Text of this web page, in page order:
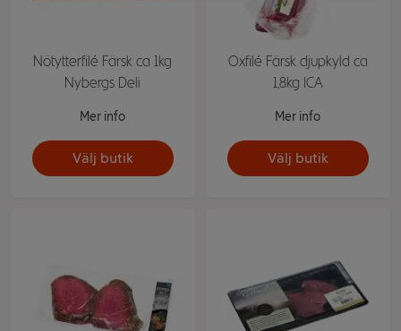
Nötytterfilé Färsk ca 1kg
Nybergs Deli
Mer info
Välj butik
Oxfilé Färsk djupkyld ca
1,8kg ICA
Mer info
Välj butik